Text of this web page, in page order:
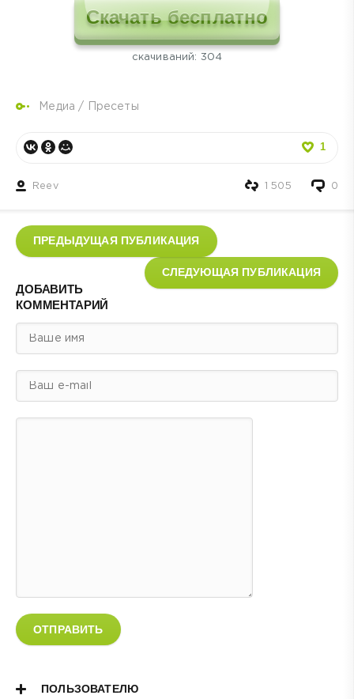
Скачать бесплатно
cкачиваний: 304
Медиа / Пресеты
1
Reev 0
1 505
ПРЕДЫДУЩАЯ ПУБЛИКАЦИЯ
СЛЕДУЮЩАЯ ПУБЛИКАЦИЯ
ДОБАВИТЬ
КОММЕНТАРИЙ
ОТПРАВИТЬ
ПОЛЬЗОВАТЕЛЮ